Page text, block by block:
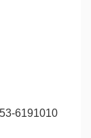
6191010